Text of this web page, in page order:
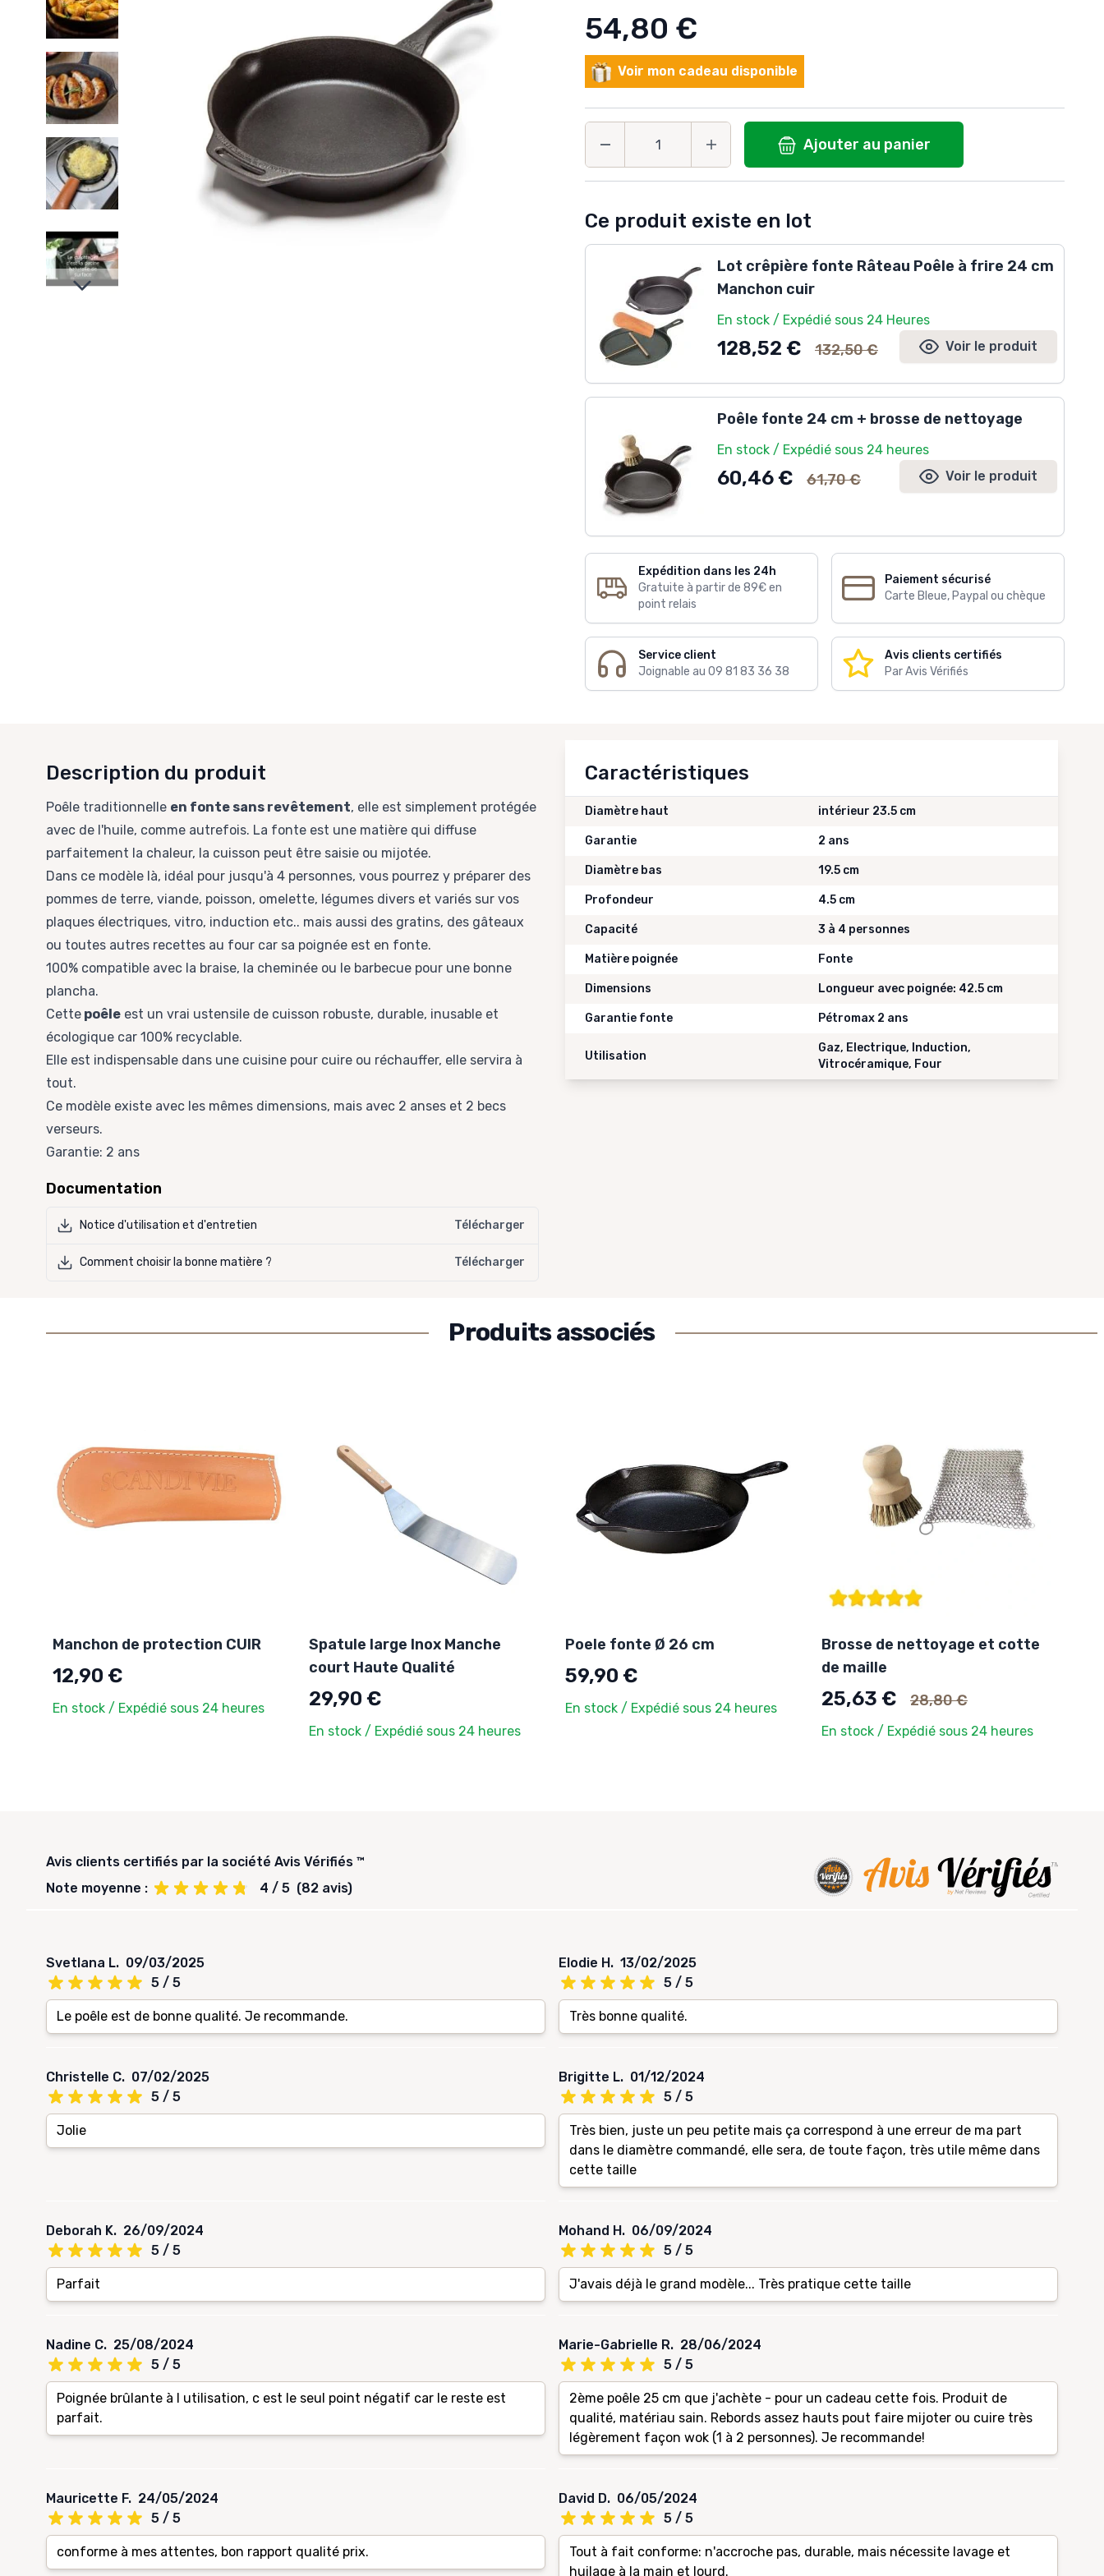
Slides suivantes
54,80 €
Voir mon cadeau disponible
Ajouter au panier
Ce produit existe en lot
Lot crêpière fonte Râteau Poêle à frire 24 cm
Manchon cuir
En stock / Expédié sous 24 Heures
128,52 € Ancien prix
132,50 € Voir le produit
Poêle fonte 24 cm + brosse de nettoyage
En stock / Expédié sous 24 heures
60,46 € Ancien prix
61,70 € Voir le produit
Expédition dans les 24h
Gratuite à partir de 89€ en
point relais
Paiement sécurisé
Carte Bleue, Paypal ou chèque
Service client
Joignable au 09 81 83 36 38
Avis clients certifiés
Par Avis Vérifiés
Description du produit
Poêle traditionnelle en fonte sans revêtement, elle est simplement protégée
avec de l'huile, comme autrefois. La fonte est une matière qui diffuse
parfaitement la chaleur, la cuisson peut être saisie ou mijotée.
Dans ce modèle là, idéal pour jusqu'à 4 personnes, vous pourrez y préparer des
pommes de terre, viande, poisson, omelette, légumes divers et variés sur vos
plaques électriques, vitro, induction etc.. mais aussi des gratins, des gâteaux
ou toutes autres recettes au four car sa poignée est en fonte.
100% compatible avec la braise, la cheminée ou le barbecue pour une bonne
plancha.
Cette poêle est un vrai ustensile de cuisson robuste, durable, inusable et
écologique car 100% recyclable.
Elle est indispensable dans une cuisine pour cuire ou réchauffer, elle servira à
tout.
Ce modèle existe avec les mêmes dimensions, mais avec 2 anses et 2 becs
verseurs.
Garantie: 2 ans
Documentation
Notice d'utilisation et d'entretien Télécharger
Comment choisir la bonne matière ? Télécharger
Caractéristiques
Diamètre haut intérieur 23.5 cm
Garantie 2 ans
Diamètre bas 19.5 cm
Profondeur 4.5 cm
Capacité 3 à 4 personnes
Matière poignée Fonte
Dimensions Longueur avec poignée: 42.5 cm
Garantie fonte Pétromax 2 ans
Utilisation
Gaz, Electrique, Induction,
Vitrocéramique, Four
Produits associés
Manchon de protection CUIR
12,90 €
En stock / Expédié sous 24 heures
Spatule large Inox Manche
court Haute Qualité
29,90 €
En stock / Expédié sous 24 heures
Poele fonte Ø 26 cm
59,90 €
En stock / Expédié sous 24 heures
Brosse de nettoyage et cotte
de maille
25,63 € Ancien prix
28,80 €
En stock / Expédié sous 24 heures
Avis clients certifiés par la société Avis Vérifiés ™
Note moyenne :
4 / 5 (82 avis)
Svetlana L. 09/03/2025
5 / 5
Le poêle est de bonne qualité. Je recommande.
Elodie H. 13/02/2025
5 / 5
Très bonne qualité.
Christelle C. 07/02/2025
5 / 5
Jolie
Brigitte L. 01/12/2024
5 / 5
Très bien, juste un peu petite mais ça correspond à une erreur de ma part
dans le diamètre commandé, elle sera, de toute façon, très utile même dans
cette taille
Deborah K. 26/09/2024
5 / 5
Parfait
Mohand H. 06/09/2024
5 / 5
J'avais déjà le grand modèle... Très pratique cette taille
Nadine C. 25/08/2024
5 / 5
Poignée brûlante à l utilisation, c est le seul point négatif car le reste est
parfait.
Marie-Gabrielle R. 28/06/2024
5 / 5
2ème poêle 25 cm que j'achète - pour un cadeau cette fois. Produit de
qualité, matériau sain. Rebords assez hauts pout faire mijoter ou cuire très
légèrement façon wok (1 à 2 personnes). Je recommande!
Mauricette F. 24/05/2024
5 / 5
conforme à mes attentes, bon rapport qualité prix.
David D. 06/05/2024
5 / 5
Tout à fait conforme: n'accroche pas, durable, mais nécessite lavage et
huilage à la main et lourd.